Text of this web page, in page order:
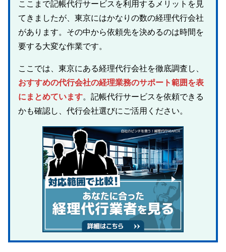
ここまで記帳代行サービスを利用するメリットを見
てきましたが、東京にはかなりの数の経理代行会社
があります。その中から依頼先を決めるのは時間を
要する大変な作業です。
ここでは、東京にある経理代行会社を徹底調査し、
おすすめの代行会社の経理業務のサポート範囲を表
にまとめています。記帳代行サービスを依頼できる
かも確認し、代行会社選びにご活用ください。